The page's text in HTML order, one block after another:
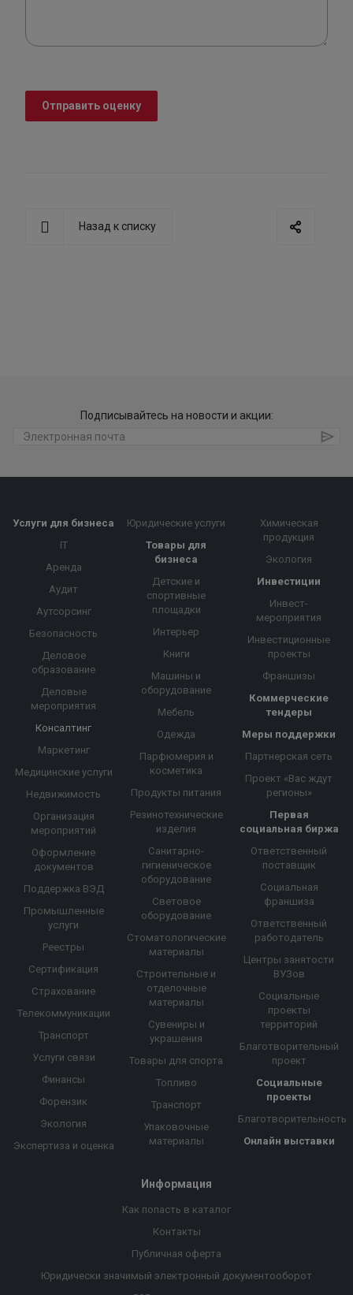
Отправить оценку
Назад к списку
Подписывайтесь на новости и акции:
Услуги для бизнеса
IT
Аренда
Аудит
Аутсорсинг
Безопасность
Деловое
образование
Деловые
мероприятия
Консалтинг
Маркетинг
Медицинские услуги
Недвижимость
Организация
мероприятий
Оформление
документов
Поддержка ВЭД
Промышленные
услуги
Реестры
Сертификация
Страхование
Телекоммуникации
Транспорт
Услуги связи
Финансы
Форензик
Экология
Экспертиза и оценка
Юридические услуги
Товары для
бизнеса
Детские и
спортивные
площадки
Интерьер
Книги
Машины и
оборудование
Мебель
Одежда
Парфюмерия и
косметика
Продукты питания
Резинотехнические
изделия
Санитарно-
гигиеническое
оборудование
Световое
оборудование
Стоматологические
материалы
Строительные и
отделочные
материалы
Сувениры и
украшения
Товары для спорта
Топливо
Транспорт
Упаковочные
материалы
Химическая
продукция
Экология
Инвестиции
Инвест-
мероприятия
Инвестиционные
проекты
Франшизы
Коммерческие
тендеры
Меры поддержки
Партнерская сеть
Проект «Вас ждут
регионы»
Первая
социальная биржа
Ответственный
поставщик
Социальная
франшиза
Ответственный
работодатель
Центры занятости
ВУЗов
Социальные
проекты
территорий
Благотворительный
проект
Социальные
проекты
Благотворительность
Онлайн выставки
Информация
Как попасть в каталог
Контакты
Публичная оферта
Юридически значимый электронный документооборот